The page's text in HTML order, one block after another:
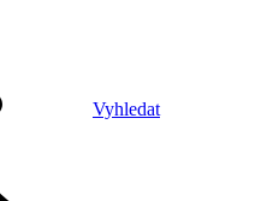
Vyhledat